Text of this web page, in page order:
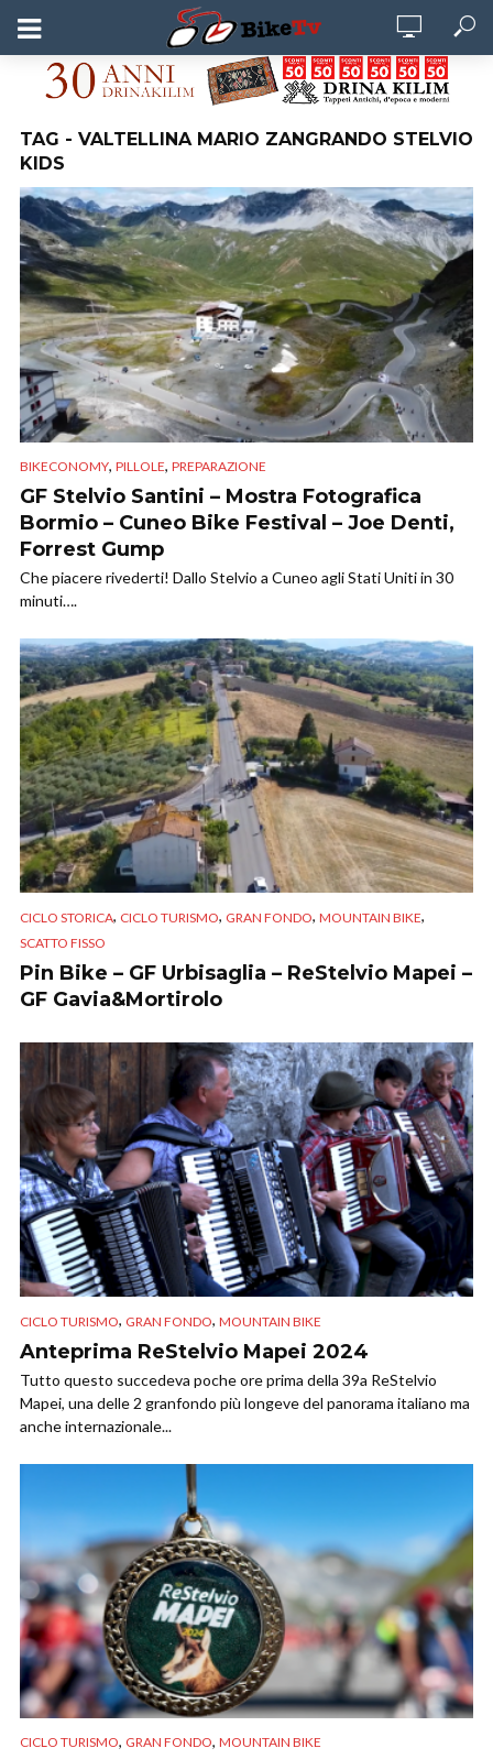
TAG - VALTELLINA MARIO ZANGRANDO STELVIO
KIDS
BIKECONOMY, PILLOLE, PREPARAZIONE
GF Stelvio Santini – Mostra Fotografica
Bormio – Cuneo Bike Festival – Joe Denti,
Forrest Gump
Che piacere rivederti! Dallo Stelvio a Cuneo agli Stati Uniti in 30
minuti….
CICLO STORICA, CICLO TURISMO, GRAN FONDO, MOUNTAIN BIKE,
SCATTO FISSO
Pin Bike – GF Urbisaglia – ReStelvio Mapei –
GF Gavia&Mortirolo
CICLO TURISMO, GRAN FONDO, MOUNTAIN BIKE
Anteprima ReStelvio Mapei 2024
Tutto questo succedeva poche ore prima della 39a ReStelvio
Mapei, una delle 2 granfondo più longeve del panorama italiano ma
anche internazionale...
CICLO TURISMO, GRAN FONDO, MOUNTAIN BIKE